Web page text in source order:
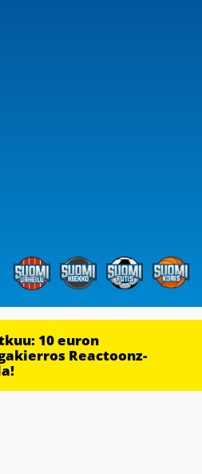
10 euron
Reactoonz-